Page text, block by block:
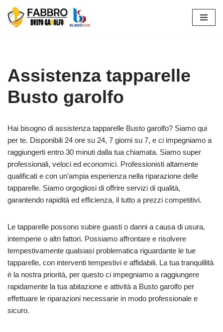
Vai
Assistenza tapparelle
Busto garolfo
Hai bisogno di assistenza tapparelle Busto garolfo? Siamo qui
per te. Disponibili 24 ore su 24, 7 giorni su 7, e ci impegniamo a
raggiungerti entro 30 minuti dalla tua chiamata. Siamo super
professionali, veloci ed economici. Professionisti altamente
qualificati e con un’ampia esperienza nella riparazione delle
tapparelle. Siamo orgogliosi di offrire servizi di qualità,
garantendo rapidità ed efficienza, il tutto a prezzi competitivi.
Le tapparelle possono subire guasti o danni a causa di usura,
intemperie o altri fattori. Possiamo affrontare e risolvere
tempestivamente qualsiasi problematica riguardante le tue
tapparelle, con interventi tempestivi e affidabili. La tua tranquillità
è la nostra priorità, per questo ci impegniamo a raggiungere
rapidamente la tua abitazione e attività a Busto garolfo per
effettuare le riparazioni necessarie in modo professionale e
sicuro.